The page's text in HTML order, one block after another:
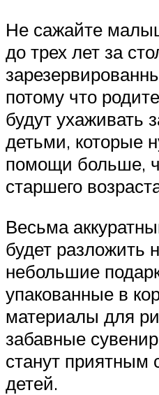
Не сажайте
до трех лет за
потому что
будут ухаживать
детьми, которые
помощи больше,
старшего
Весьма
будет разложить
небольшие
упакованные в
материалы для
забавные
станут приятным
детей.